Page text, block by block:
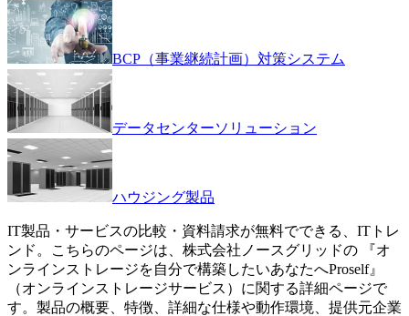
BCP（事業継続計画）対策システム
データセンターソリューション
ハウジング製品
IT製品・サービスの比較・資料請求が無料でできる、ITトレ
ンド。こちらのページは、 株式会社ノースグリッドの 『オ
ンラインストレージを自分で構築したいあなたへProself』
（オンラインストレージサービス ）に関する詳細ページで
す。製品の概要、特徴、詳細な仕様や動作環境、提供元企業